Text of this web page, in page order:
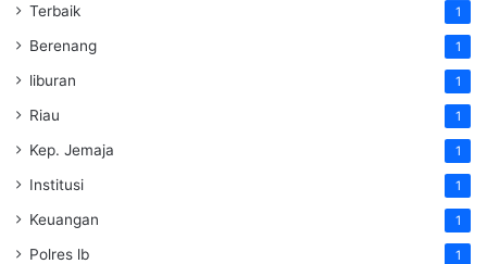
Terbaik 1
Berenang 1
liburan 1
Riau 1
Kep. Jemaja 1
Institusi 1
Keuangan 1
Polres lb 1